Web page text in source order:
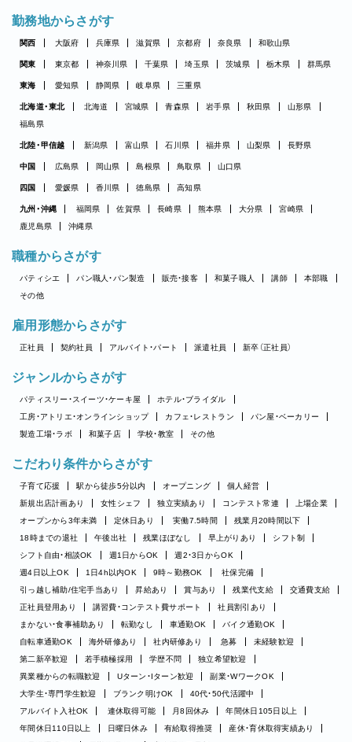
勤務地からさがす
関西 大阪府 兵庫県 滋賀県 京都府 奈良県 和歌山県
関東 東京都 神奈川県 千葉県 埼玉県 茨城県 栃木県 群馬県
東海 愛知県 静岡県 岐阜県 三重県
北海道・東北 北海道 宮城県 青森県 岩手県 秋田県
山形県
福島県
北陸・甲信越 新潟県 富山県 石川県 福井県 山梨県 長野県
中国 広島県 岡山県 島根県 鳥取県 山口県
四国 愛媛県 香川県 徳島県 高知県
九州・沖縄 福岡県 佐賀県 長崎県 熊本県 大分県
宮崎県
鹿児島県
沖縄県
職種からさがす
パティシエ パン職人・パン製造 販売・接客 和菓子職人 講師
本部職
その他
雇用形態からさがす
正社員 契約社員 アルバイト・パート 派遣社員 新卒（正社員）
ジャンルからさがす
パティスリー・スイーツ・ケーキ屋
ホテル・ブライダル
工房・アトリエ・オンラインショップ
カフェ・レストラン
パン屋・ベーカリー
製造工場・ラボ
和菓子店 学校・教室 その他
こだわり条件からさがす
子育て応援 駅から徒歩5分以内 オープニング
個人経営
新規出店計画あり
女性シェフ 独立実績あり コンテスト常連
上場企業
オープンから3年未満
定休日あり 実働7.5時間
残業月20時間以下
18時までの退社
午後出社 残業ほぼなし 早上がりあり
シフト制
シフト自由・相談OK
週1日からOK
週2・3日からOK
週4日以上OK
1日4h以内OK 9時～勤務OK
社保完備
引っ越し補助/住宅手当あり
昇給あり 賞与あり 残業代支給
交通費支給
正社員登用あり
講習費・コンテスト費サポート
社員割引あり
まかない・食事補助あり
転勤なし 車通勤OK
バイク通勤OK
自転車通勤OK
海外研修あり 社内研修あり 急募
未経験歓迎
第二新卒歓迎
若手積極採用 学歴不問
独立希望歓迎
異業種からの転職歓迎
Uターン・Iターン歓迎
副業・WワークOK
大学生・専門学生歓迎
ブランク明けOK
40代・50代活躍中
アルバイト入社OK
連休取得可能 月8回休み
年間休日105日以上
年間休日110日以上
日曜日休み 有給取得推奨
産休・育休取得実績あり